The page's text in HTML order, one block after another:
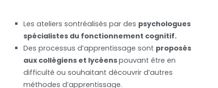
Les ateliers sontréalisés par des psychologues
spécialistes du fonctionnement cognitif.
Des processus d’apprentissage sont proposés
aux collégiens et lycéenspouvant être en
difficulté ou souhaitant découvrir d’autres
méthodes d’apprentissage.